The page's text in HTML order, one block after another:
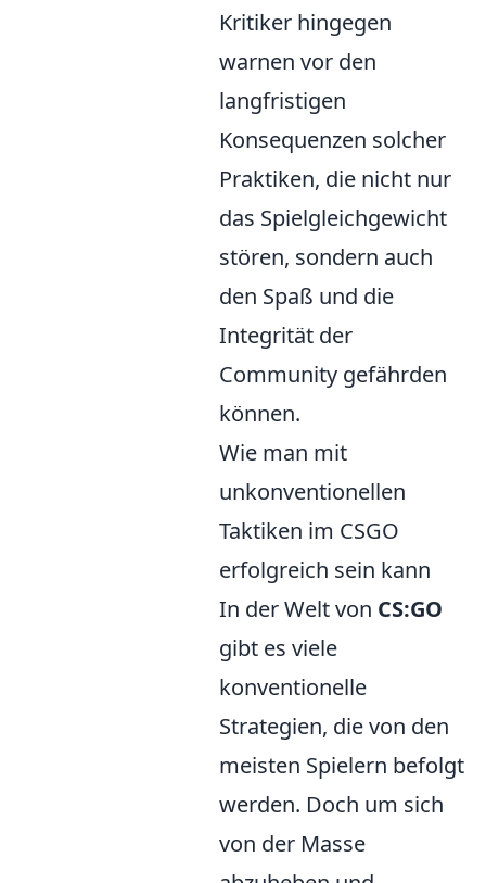
Kritiker hingegen
warnen vor den
langfristigen
Konsequenzen solcher
Praktiken, die nicht nur
das Spielgleichgewicht
stören, sondern auch
den Spaß und die
Integrität der
Community gefährden
können.
Wie man mit
unkonventionellen
Taktiken im CSGO
erfolgreich sein kann
In der Welt von CS:GO
gibt es viele
konventionelle
Strategien, die von den
meisten Spielern befolgt
werden. Doch um sich
von der Masse